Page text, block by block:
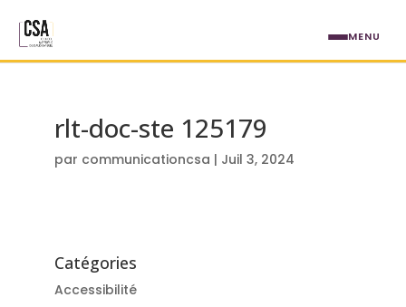
rlt-doc-ste 125179
par communicationcsa | Juil 3, 2024
Catégories
Accessibilité
MENU